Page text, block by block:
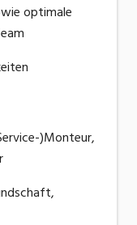
optimale
)Monteur,